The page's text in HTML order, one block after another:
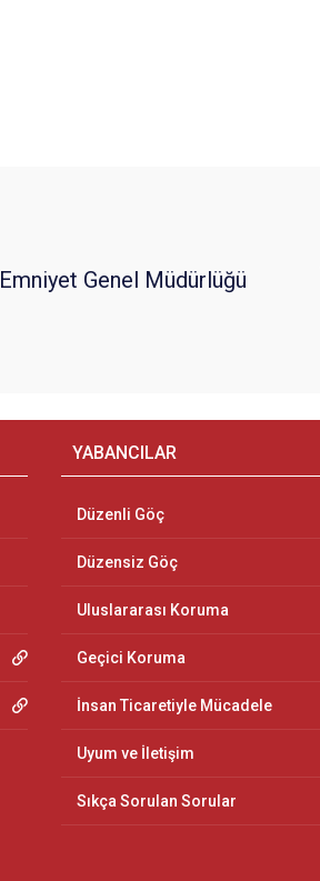
Emniyet Genel Müdürlüğü
YABANCILAR
Düzenli Göç
Düzensiz Göç
Uluslararası Koruma
Geçici Koruma
İnsan Ticaretiyle Mücadele
Uyum ve İletişim
Sıkça Sorulan Sorular